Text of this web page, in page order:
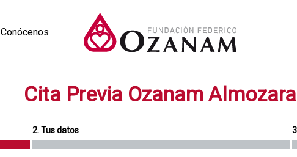
Conócenos
Cita Previa Ozanam Almozara
2. Tus datos